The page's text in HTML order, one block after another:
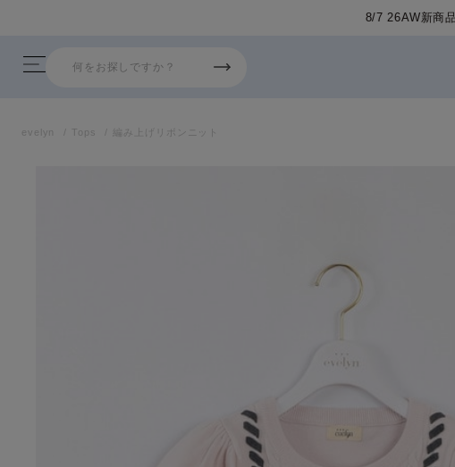
evelyn Tops 編み上げリボンニット